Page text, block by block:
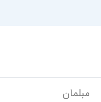
مبلمان